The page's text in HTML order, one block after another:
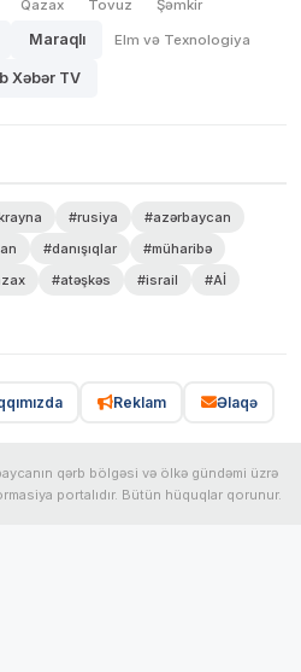
Qazax Tovuz Şəmkir
Maraqlı Elm və Texnologiya
Xəbər TV
#rusiya
#azərbaycan
#danışıqlar
#müharibə
#atəşkəs #israil
#Aİ
Reklam Əlaqə
qərb bölgəsi və ölkə gündəmi üzrə
portalıdır. Bütün hüquqlar qorunur.